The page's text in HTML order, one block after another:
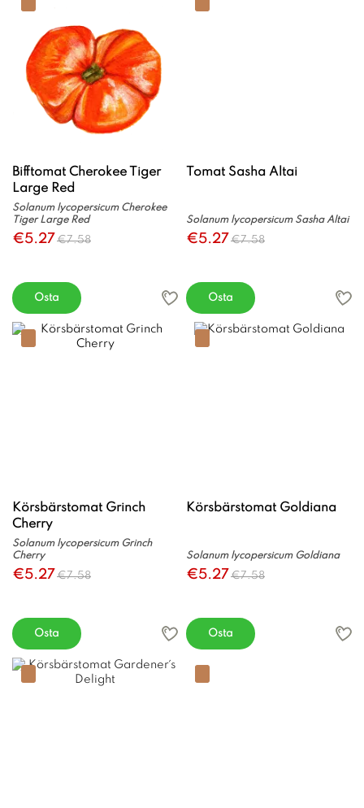
Bifftomat Cherokee Tiger
Large Red
Solanum lycopersicum Cherokee
Tiger Large Red
€5.27 €7.58
Osta
Tomat Sasha Altai
Solanum lycopersicum Sasha Altai
€5.27 €7.58
Osta
Körsbärstomat Grinch
Cherry
Solanum lycopersicum Grinch
Cherry
€5.27 €7.58
Osta
Körsbärstomat Goldiana
Solanum lycopersicum Goldiana
€5.27 €7.58
Osta